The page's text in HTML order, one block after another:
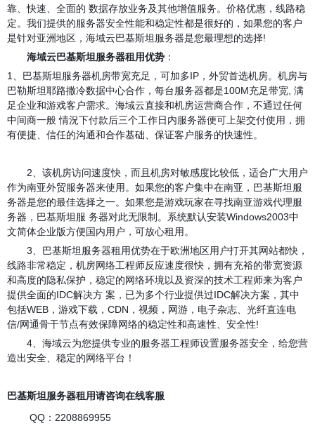
靠、快速、全面的 数据存放业务及其他增值服务。价格优惠，线路稳
定。我们提供的服务器安全性能和稳定性都是很好的，如果您的客户
是针对亚洲地区，海域云巴基斯坦服务器是您最理想的选择!
海域云巴基斯坦服务器租用优势 ：
1
、巴基斯坦服务器机房带宽充足，可加多IP，外贸首选机房。机房与
巴勒斯坦耶路撒冷数据中心合作，每台服务器都是100M充足带宽, 满
足企业和游戏客户需求。海域云直接和机房运营商合作，不通过任何
中间商一般 情況下付款后三个工作日内服务器便可上架交付使用，拥
有便捷、信任的沟通和合作基础、保证客户服务的快速性。
2、该机房访问速度快，而且机房对敏感度比较低，适合广大用户
作为南亚外贸服务器来使用。如果您的客户集中在南亚，巴基斯坦服
务器是您的最佳选择之一。如果您是游戏玩家在寻找南亚游戏代理服
务器，巴基斯坦服 务器对此无限制。系统默认安装Windows2003中
文简体企业版方便国内用户，可放心租用。
3、巴基斯坦服务器租用优势在于欧洲地区用户打开其网站都快，
线路非常稳定，机房网络工程师反应速度很快，拥有充裕的带宽资源
和高度的隐私保护，稳定的网络环境以及资深的技术工程师来为客户
提供全面的IDC解决方 案，已为多个行业提供过IDC解决方案，其中
包括WEB，游戏下载，CDN，视频，网游，电子杂志、光纤直连电
信/网通骨干节点有效保障网络的稳定性和高速性、安全性!
4、海域云为您提供专业的服务器工程师设置服务器安全，给您营
造出安全、稳定的网络平台！
巴基斯坦服务器租用请咨询在线客服
QQ ：2208869955